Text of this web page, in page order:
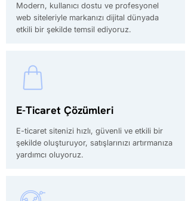
Modern, kullanıcı dostu ve profesyonel
web siteleriyle markanızı dijital dünyada
etkili bir şekilde temsil ediyoruz.
E-Ticaret Çözümleri
E-ticaret sitenizi hızlı, güvenli ve etkili bir
şekilde oluşturuyor, satışlarınızı artırmanıza
yardımcı oluyoruz.